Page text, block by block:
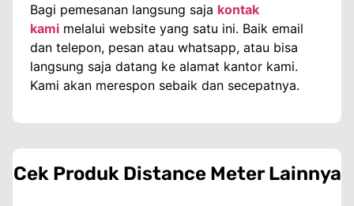
Bagi pemesanan langsung saja kontak
kami melalui website yang satu ini. Baik email
dan telepon, pesan atau whatsapp, atau bisa
langsung saja datang ke alamat kantor kami.
Kami akan merespon sebaik dan secepatnya.
Cek Produk Distance MeterLainnya